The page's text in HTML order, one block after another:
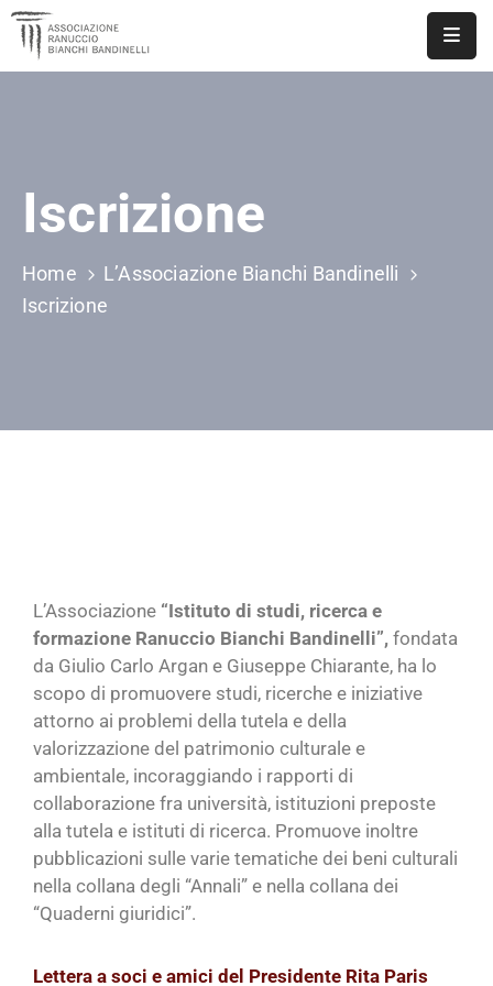
DOCUMENTI
PUBBLICAZIONI
Iscrizione
Home
L’Associazione Bianchi Bandinelli
Iscrizione
L’Associazione “Istituto di studi, ricerca e
formazione Ranuccio Bianchi Bandinelli”, fondata
da Giulio Carlo Argan e Giuseppe Chiarante, ha lo
scopo di promuovere studi, ricerche e iniziative
attorno ai problemi della tutela e della
valorizzazione del patrimonio culturale e
ambientale, incoraggiando i rapporti di
collaborazione fra università, istituzioni preposte
alla tutela e istituti di ricerca. Promuove inoltre
pubblicazioni sulle varie tematiche dei beni culturali
nella collana degli “Annali” e nella collana dei
“Quaderni giuridici”.
Lettera a soci e amici del Presidente Rita Paris